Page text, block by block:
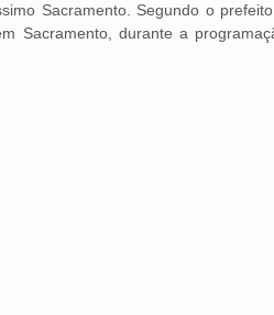
Sacramento. Segundo o
Sacramento, durante a